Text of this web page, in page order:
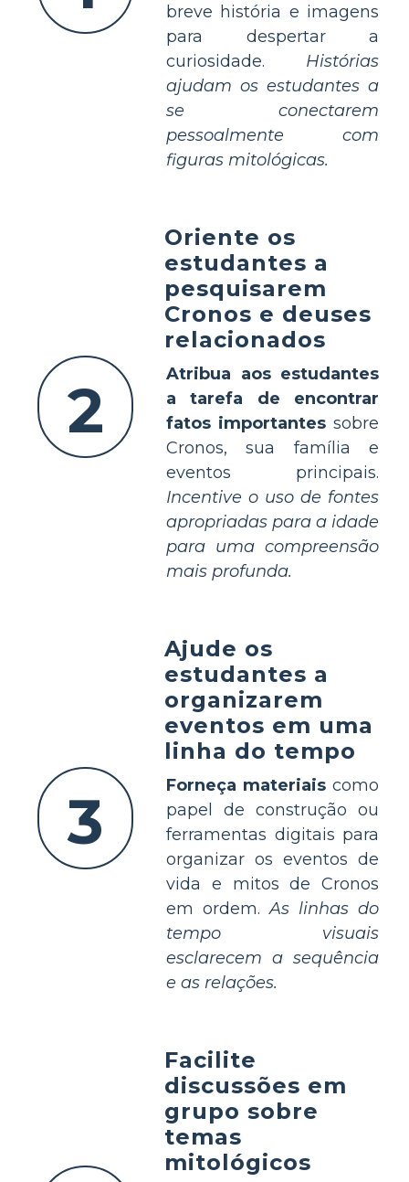
breve história e imagens
para despertar a
curiosidade. Histórias
ajudam os estudantes a
se conectarem
pessoalmente com
figuras mitológicas.
2
Oriente os
estudantes a
pesquisarem
Cronos e deuses
relacionados
Atribua aos estudantes
a tarefa de encontrar
fatos importantes sobre
Cronos, sua família e
eventos principais.
Incentive o uso de fontes
apropriadas para a idade
para uma compreensão
mais profunda.
3
Ajude os
estudantes a
organizarem
eventos em uma
linha do tempo
Forneça materiais como
papel de construção ou
ferramentas digitais para
organizar os eventos de
vida e mitos de Cronos
em ordem.As linhas do
tempo visuais
esclarecem a sequência
e as relações.
Facilite
discussões em
grupo sobre
temas
mitológicos